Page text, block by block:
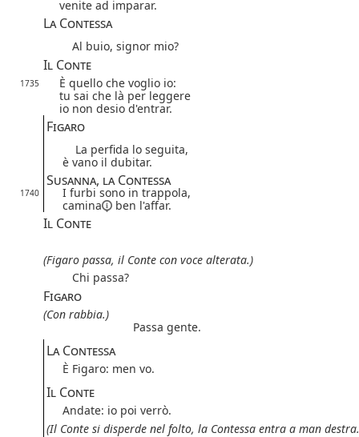
venite ad imparar.
La Contessa
Al buio, signor mio?
Il Conte
1735
È quello che voglio io:
tu sai che là per leggere
io non desio d'entrar.
Figaro
La perfida lo seguita,
è vano il dubitar.
Susanna, la Contessa
1740
I furbi sono in trappola,
camina
ben l'affar.
Il Conte
(Figaro passa, il Conte con voce alterata.)
Chi passa?
Figaro
(Con rabbia.)
Passa gente.
La Contessa
È Figaro: men vo.
Il Conte
Andate: io poi verrò.
(Il Conte si disperde nel folto, la Contessa entra a man